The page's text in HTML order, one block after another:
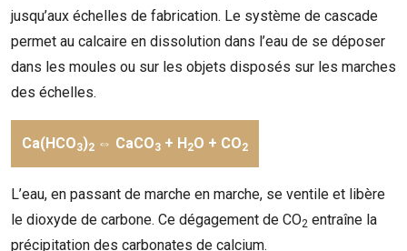
jusqu’aux échelles de fabrication. Le système de cascade
permet au calcaire en dissolution dans l’eau de se déposer
dans les moules ou sur les objets disposés sur les marches
des échelles.
Ca(HCO3)2 ⇔ CaCO3 + H2O + CO2
L’eau, en passant de marche en marche, se ventile et libère
le dioxyde de carbone. Ce dégagement de CO2 entraîne la
précipitation des carbonates de calcium.